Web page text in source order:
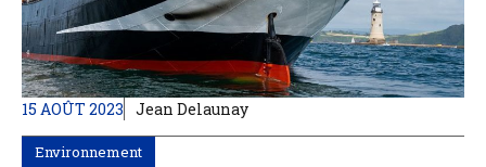
15 AOÛT 2023 Jean Delaunay
Environnement